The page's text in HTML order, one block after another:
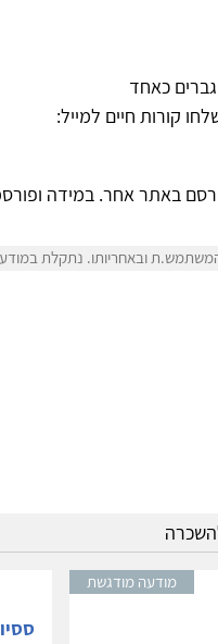
כאחד
קורות חיים למייל:
באתר אחר. במידה
המשתמש.ת ובאחריותו. נתקלת
מודעה מודגשת